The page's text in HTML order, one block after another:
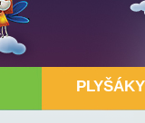
PLYŠÁKY